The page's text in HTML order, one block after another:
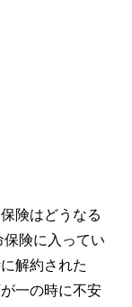
険はどうなる
険に入ってい
解約された
一の時に不安